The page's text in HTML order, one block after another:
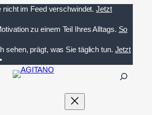
nicht im Feed verschwindet. Jetzt
zu einem Teil Ihres Alltags. So
sehen, prägt, was Sie täglich tun. Jetzt